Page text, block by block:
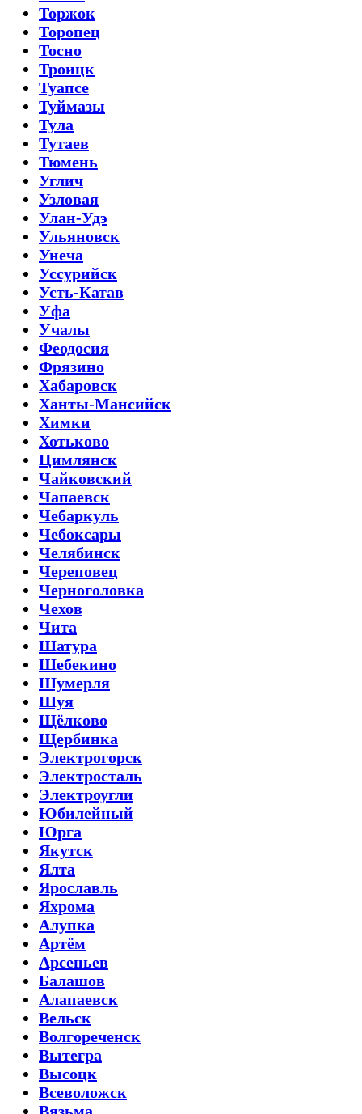
Торжок
Торопец
Тосно
Троицк
Туапсе
Туймазы
Тула
Тутаев
Тюмень
Углич
Узловая
Улан-Удэ
Ульяновск
Унеча
Уссурийск
Усть-Катав
Уфа
Учалы
Феодосия
Фрязино
Хабаровск
Ханты-Мансийск
Химки
Хотьково
Цимлянск
Чайковский
Чапаевск
Чебаркуль
Чебоксары
Челябинск
Череповец
Черноголовка
Чехов
Чита
Шатура
Шебекино
Шумерля
Шуя
Щёлково
Щербинка
Электрогорск
Электросталь
Электроугли
Юбилейный
Юрга
Якутск
Ялта
Ярославль
Яхрома
Алупка
Артём
Арсеньев
Балашов
Алапаевск
Вельск
Волгореченск
Вытегра
Высоцк
Всеволожск